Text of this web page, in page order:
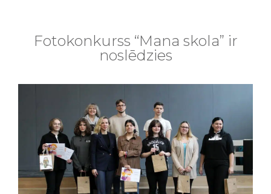
Fotokonkurss “Mana skola” ir
noslēdzies